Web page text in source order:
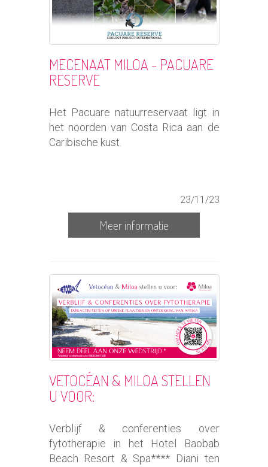
MECENAAT MILOA - PACUARE
RESERVE
Het Pacuare natuurreservaat ligt in
het noorden van Costa Rica aan de
Caribische kust.
23/11/23
Meer informatie
VETOCÉAN & MILOA STELLEN
U VOOR:
Verblijf & conferenties over
fytotherapie in het Hotel Baobab
Beach Resort & Spa**** Diani ten